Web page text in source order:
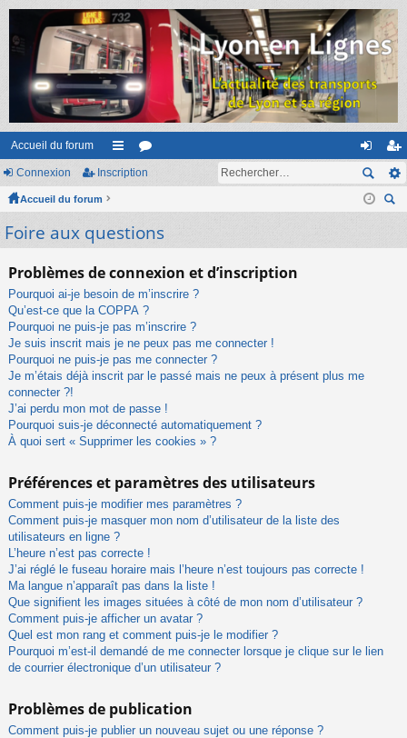
Accueil du forum
ac
ur
s
or
m
on
ne
ns
cri
Connexion Inscription
Accueil du forum
Foire aux questions
Problèmes de connexion et d’inscription
Pourquoi ai-je besoin de m’inscrire ?
Qu’est-ce que la COPPA ?
Pourquoi ne puis-je pas m’inscrire ?
Je suis inscrit mais je ne peux pas me connecter !
Pourquoi ne puis-je pas me connecter ?
Je m’étais déjà inscrit par le passé mais ne peux à présent plus me
connecter ?!
J’ai perdu mon mot de passe !
Pourquoi suis-je déconnecté automatiquement ?
À quoi sert « Supprimer les cookies » ?
Préférences et paramètres des utilisateurs
Comment puis-je modifier mes paramètres ?
Comment puis-je masquer mon nom d’utilisateur de la liste des
utilisateurs en ligne ?
L’heure n’est pas correcte !
J’ai réglé le fuseau horaire mais l’heure n’est toujours pas correcte !
Ma langue n’apparaît pas dans la liste !
Que signifient les images situées à côté de mon nom d’utilisateur ?
Comment puis-je afficher un avatar ?
Quel est mon rang et comment puis-je le modifier ?
Pourquoi m’est-il demandé de me connecter lorsque je clique sur le lien
de courrier électronique d’un utilisateur ?
Problèmes de publication
Comment puis-je publier un nouveau sujet ou une réponse ?